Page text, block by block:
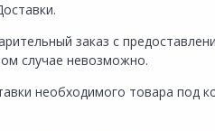
заказ с
случае невозможно.
необходимого товара под